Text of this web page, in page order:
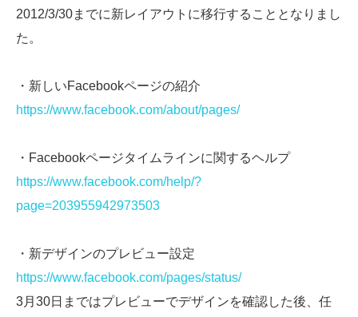
2012/3/30までに新レイアウトに移行することとなりまし
た。
・新しいFacebookページの紹介
https://www.facebook.com/about/pages/
・Facebookページタイムラインに関するヘルプ
https://www.facebook.com/help/?
page=203955942973503
・新デザインのプレビュー設定
https://www.facebook.com/pages/status/
3月30日まではプレビューでデザインを確認した後、任